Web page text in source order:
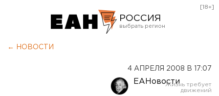
РОССИЯ
Оренбург
[18+]
← НОВОСТИ
4 АПРЕЛЯ 2008 В 17:07
ЕАНовости